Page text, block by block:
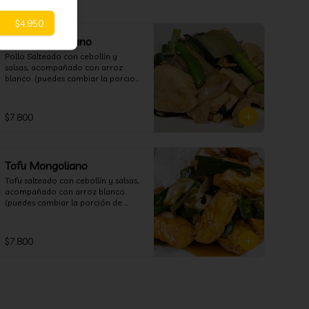
Pollo Mongoliano
Pollo Salteado con cebollín y
salsas, acompañado con arroz
blanco. (puedes cambiar la porcion
$7.800
Tofu Mongoliano
Tofu salteado con cebollín y salsas,
acompañado con arroz blanco.
(puedes cambiar la porción de
$7.800
$4.950